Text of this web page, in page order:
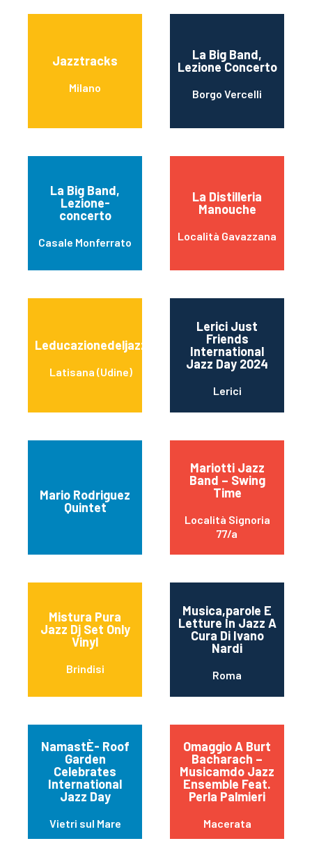
Jazztracks
Milano
La Big Band,
Lezione Concerto
Borgo Vercelli
La Big Band,
Lezione-
concerto
Casale Monferrato
La Distilleria
Manouche
Località Gavazzana
Leducazionedeljazz
Latisana (Udine)
Lerici Just
Friends
International
Jazz Day 2024
Lerici
Mario Rodriguez
Quintet
Mariotti Jazz
Band – Swing
Time
Località Signoria
77/a
Mistura Pura
Jazz Dj Set Only
Vinyl
Brindisi
Musica,parole E
Letture In Jazz A
Cura Di Ivano
Nardi
Roma
NamastÈ- Roof
Garden
Celebrates
International
Jazz Day
Vietri sul Mare
Omaggio A Burt
Bacharach –
Musicamdo Jazz
Ensemble Feat.
Perla Palmieri
Macerata